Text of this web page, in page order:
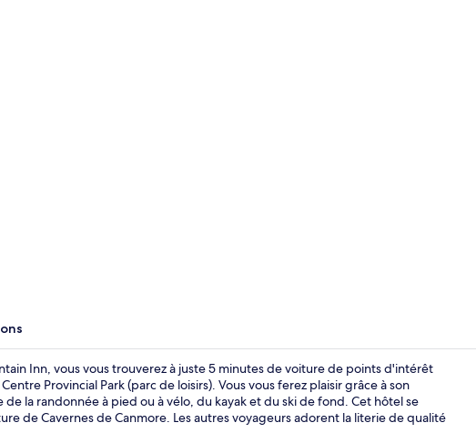
Bain à
Inn, vous vous trouverez à juste 5 minutes de voiture de points d'intérêt
Provincial Park (parc de loisirs). Vous vous ferez plaisir grâce à son
la randonnée à pied ou à vélo, du kayak et du ski de fond. Cet hôtel se
de Cavernes de Canmore. Les autres voyageurs adorent la literie de qualité